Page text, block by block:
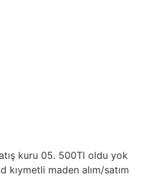
kuru 05. 500Tl oldu yok
kıymetli maden alım/satım